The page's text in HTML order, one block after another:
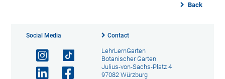
Back
Social Media Contact
LehrLernGarten
Botanischer Garten
Julius-von-Sachs-Platz 4
97082 Würzburg